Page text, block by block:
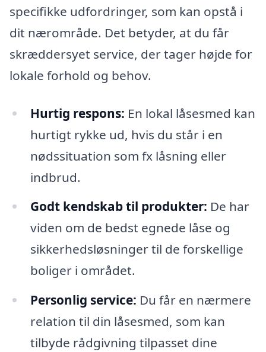
specifikke udfordringer, som kan opstå i
dit nærområde. Det betyder, at du får
skræddersyet service, der tager højde for
lokale forhold og behov.
Hurtig respons: En lokal låsesmed kan
hurtigt rykke ud, hvis du står i en
nødssituation som fx låsning eller
indbrud.
Godt kendskab til produkter: De har
viden om de bedst egnede låse og
sikkerhedsløsninger til de forskellige
boliger i området.
Personlig service: Du får en nærmere
relation til din låsesmed, som kan
tilbyde rådgivning tilpasset dine